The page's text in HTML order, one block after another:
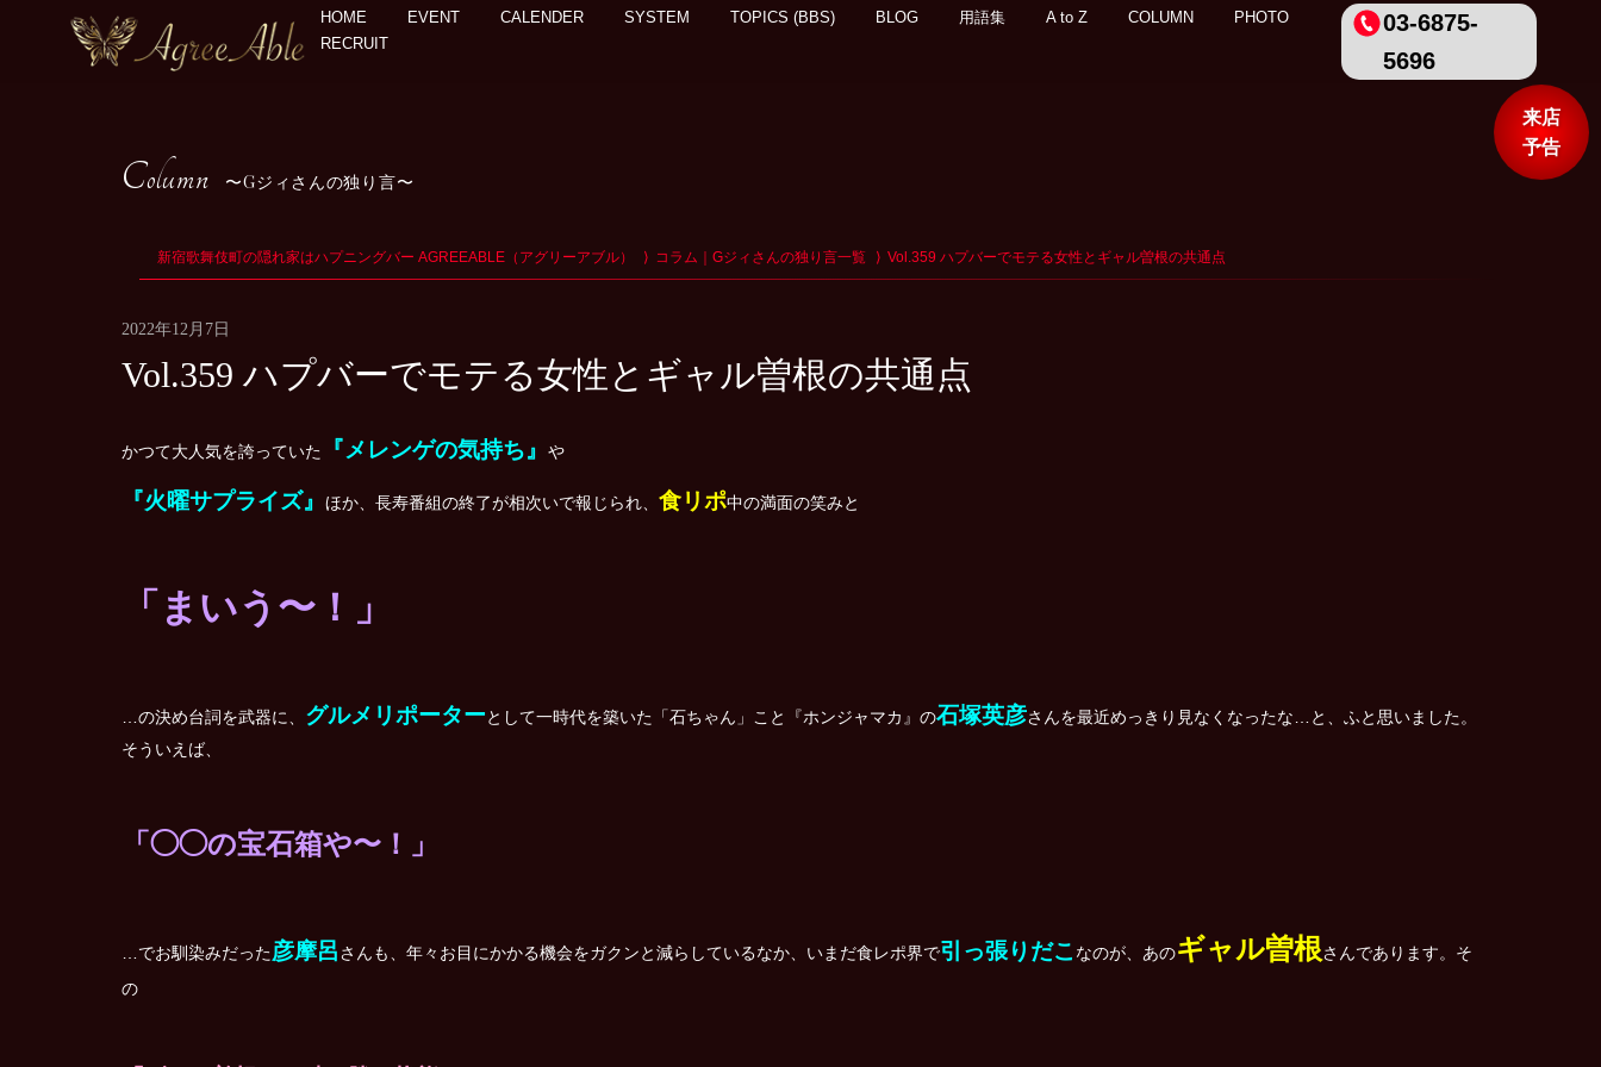
HOME EVENT CALENDER SYSTEM TOPICS (BBS) BLOG 用語集 A to Z COLUMN
PHOTO
RECRUIT
03-6875-
5696
来店
予告
Column Gジィさんの独り言
新宿歌舞伎町の隠れ家はハプニングバー AGREEABLE（アグリーアブル） コラム｜Gジィさんの独り言一覧 Vol.359 ハプバーでモテる女性とギャル曽根の共通点
2022年12月7日
Vol.359 ハプバーでモテる女性とギャル曽根の共通点
かつて大人気を誇っていた 『メレンゲの気持ち』 や
『火曜サプライズ』 ほか、長寿番組の終了が相次いで報じられ、 食リポ中の満面の笑みと
「まいう〜！」
…の決め台詞を武器に、 グルメリポーターとして一時代を築いた「石ちゃん」こと『ホンジャマカ』の石塚英彦さんを最近めっきり見なくなったな…と、ふと思いました。
そういえば、
「◯◯の宝石箱や〜！」
…でお馴染みだった彦摩呂さんも、年々お目にかかる機会をガクンと減らしているなか、いまだ食レポ界で引っ張りだこ なのが、あのギャル曽根さんであります。 そ
の